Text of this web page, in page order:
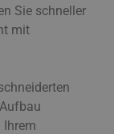
Sie schneller
mit
Ihrem